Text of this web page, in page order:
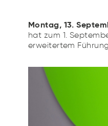
Montag, 13.
hat zum 1.
erweitertem